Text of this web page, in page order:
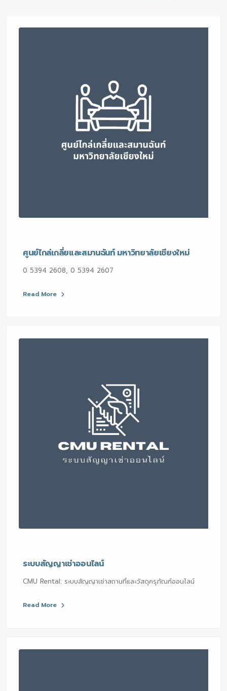
ศูนย์ไกล่เกลี่ยและสมานฉันท์ มหาวิทยาลัยเชียงใหม่
0 5394 2608, 0 5394 2607
Read More
ระบบสัญญาเช่าออนไลน์
CMU Rental: ระบบสัญญาเช่าสถานที่และวัสดุครุภัณฑ์ออนไลน์
Read More